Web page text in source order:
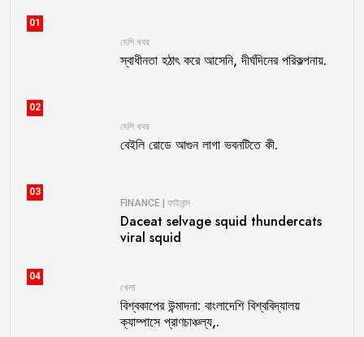
01
দেশি খবর
স্বাধীনতা হঠাৎ করে আসেনি, দীর্ঘদিনের পরিকল্পনায়.
02
দেশি খবর
বেইলি রোডে আগুন লাগা ভবনটিতে কী.
03
FINANCE | ফাইনান্স
Daceat selvage squid thundercats
viral squid
04
খেলা
বিশ্বকাপের উন্মাদনা: বাংলাদেশি বিশ্ববিদ্যালয়
ক্যাম্পাসে প্রাণচাঞ্চল্য,.